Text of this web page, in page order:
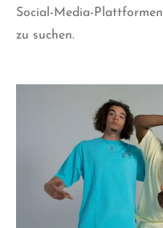
Social-Media-
zu suchen.